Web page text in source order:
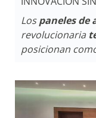
Lospaneles de
revolucionaria
posicionan
una fiabilidad
notificaciones
de máxima